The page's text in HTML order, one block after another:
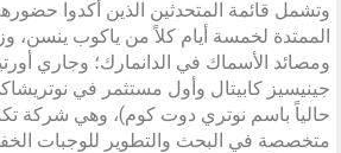
وتشمل قائمة المتحدثين الذين أكدوا
الممتدة لخمسة أيام كلاً من ياكوب ينسن،
ومصائد الأسماك في الدانمارك؛ وجاري
جينيسيز كابيتال وأول مستثمر في
حالياً باسم نوتري دوت كوم)، وهي شركة
متخصصة في البحث والتطوير للوجبات